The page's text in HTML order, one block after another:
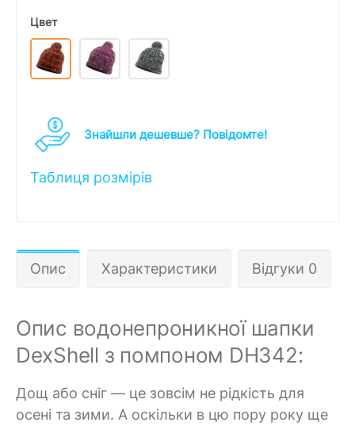
Цвет
Знайшли дешевше? Повідомте!
Таблиця розмірів
Опис Характеристики Відгуки 0
Опис водонепроникної шапки
DexShell з помпоном DH342:
Дощ або сніг — це зовсім не рідкість для
осені та зими. А оскільки в цю пору року ще